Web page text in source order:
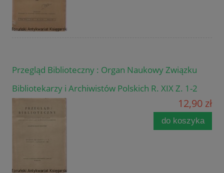
Przegląd Biblioteczny : Organ Naukowy Związku
Bibliotekarzy i Archiwistów Polskich R. XIX Z. 1-2
12,90 zł
do koszyka